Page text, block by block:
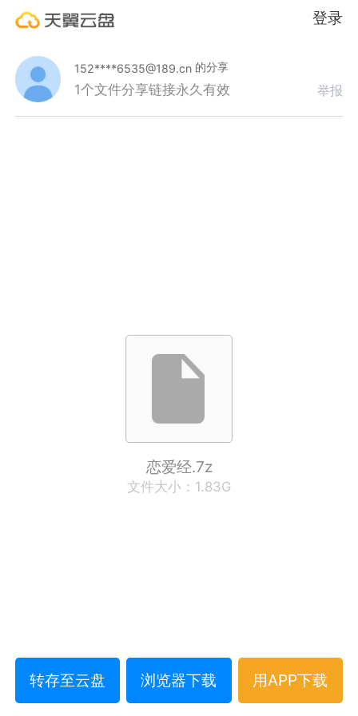
登录
152****6535@189.cn 的分享
1个文件分享链接永久有效 举报
恋爱经.7z
文件大小：1.83G
转存至云盘 浏览器下载 用APP下载